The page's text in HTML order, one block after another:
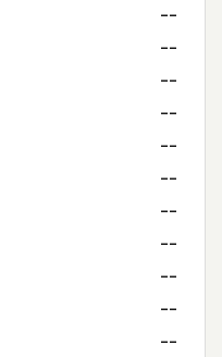
--
--
--
--
--
--
--
--
--
--
--